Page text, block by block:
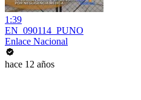
1:39
EN_090114_PUNO
Enlace Nacional
hace 12 años